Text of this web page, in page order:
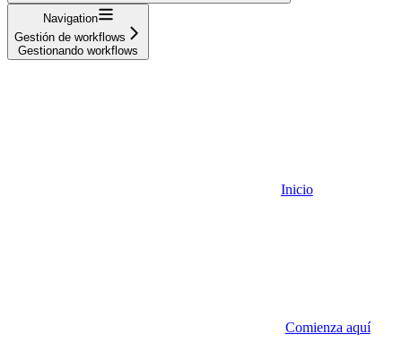
Navigation
Gestión de workflows
Gestionando workflows
Inicio
Comienza aquí